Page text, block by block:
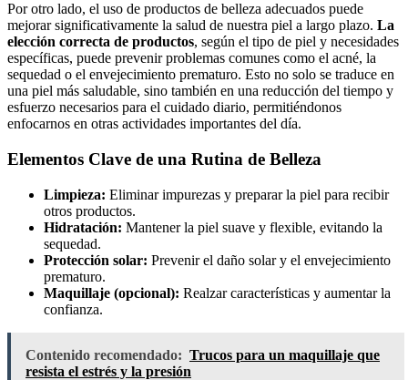
Por otro lado, el uso de productos de belleza adecuados puede
mejorar significativamente la salud de nuestra piel a largo plazo. La
elección correcta de productos, según el tipo de piel y necesidades
específicas, puede prevenir problemas comunes como el acné, la
sequedad o el envejecimiento prematuro. Esto no solo se traduce en
una piel más saludable, sino también en una reducción del tiempo y
esfuerzo necesarios para el cuidado diario, permitiéndonos
enfocarnos en otras actividades importantes del día.
Elementos Clave de una Rutina de Belleza
Limpieza: Eliminar impurezas y preparar la piel para recibir
otros productos.
Hidratación: Mantener la piel suave y flexible, evitando la
sequedad.
Protección solar: Prevenir el daño solar y el envejecimiento
prematuro.
Maquillaje (opcional): Realzar características y aumentar la
confianza.
Contenido recomendado: Trucos para un maquillaje que
resista el estrés y la presión